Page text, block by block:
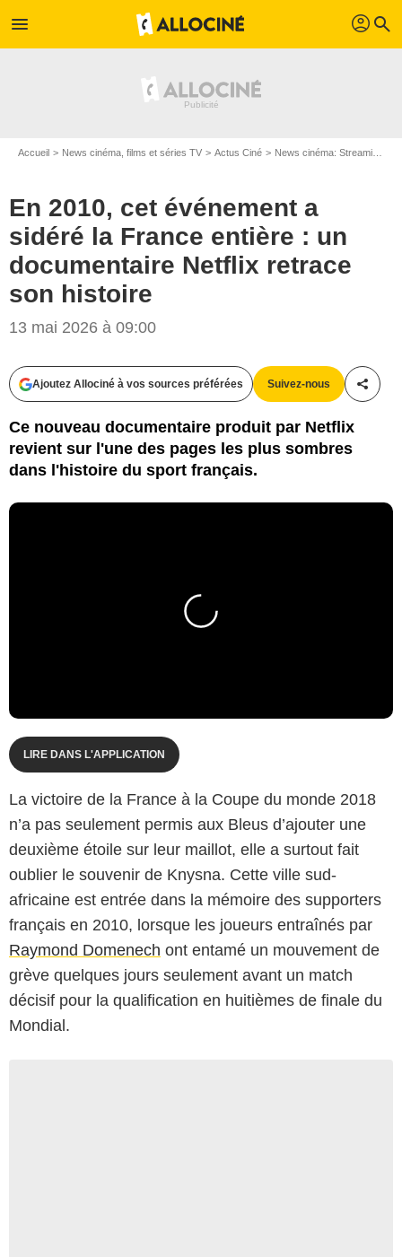
menu profil search
Accueil News cinéma, films et séries TV Actus Ciné News cinéma: Streaming
En 2010, cet événement a
sidéré la France entière : un
documentaire Netflix retrace
son histoire
13 mai 2026 à 09:00
Ajoutez Allociné à vos sources préférées Suivez-nous
Ce nouveau documentaire produit par Netflix
revient sur l'une des pages les plus sombres
dans l'histoire du sport français.
LIRE DANS L'APPLICATION
La victoire de la France à la Coupe du monde 2018
n’a pas seulement permis aux Bleus d’ajouter une
deuxième étoile sur leur maillot, elle a surtout fait
oublier le souvenir de Knysna. Cette ville sud-
africaine est entrée dans la mémoire des supporters
français en 2010, lorsque les joueurs entraînés par
Raymond Domenech ont entamé un mouvement de
grève quelques jours seulement avant un match
décisif pour la qualification en huitièmes de finale du
Mondial.